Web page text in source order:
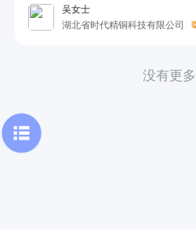
吴女士
湖北省时代精铜科技有限公司
没有更